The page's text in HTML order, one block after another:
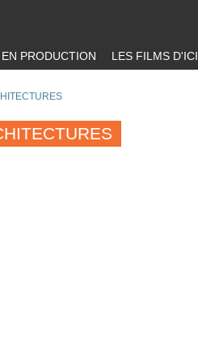
EN PRODUCTION LES FILMS D'ICI